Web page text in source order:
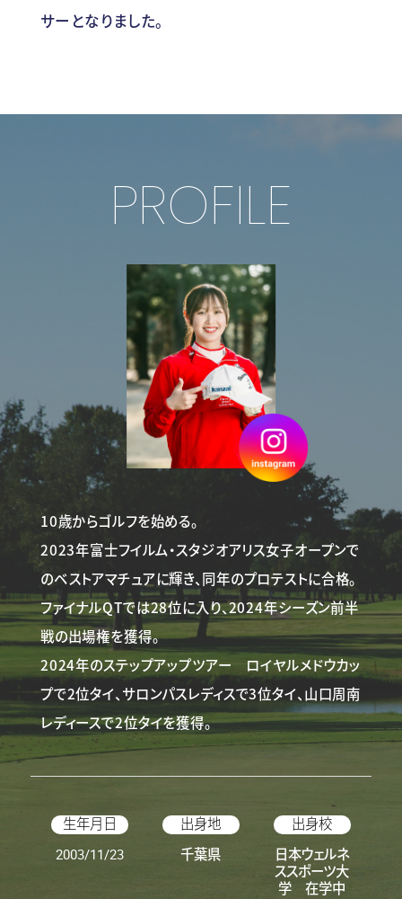
サーとなりました。
PROFILE
10歳からゴルフを始める。
2023年富士フイルム・スタジオアリス女子オープンで
のベストアマチュアに輝き、同年のプロテストに合格。
ファイナルQTでは28位に入り、2024年シーズン前半
戦の出場権を獲得。
2024年のステップアップツアー ロイヤルメドウカッ
プで2位タイ、サロンパスレディスで3位タイ、山口周南
レディースで2位タイを獲得。
生年月日
2003/11/23
出身地
千葉県
出身校
日本ウェルネ
ススポーツ大
学 在学中